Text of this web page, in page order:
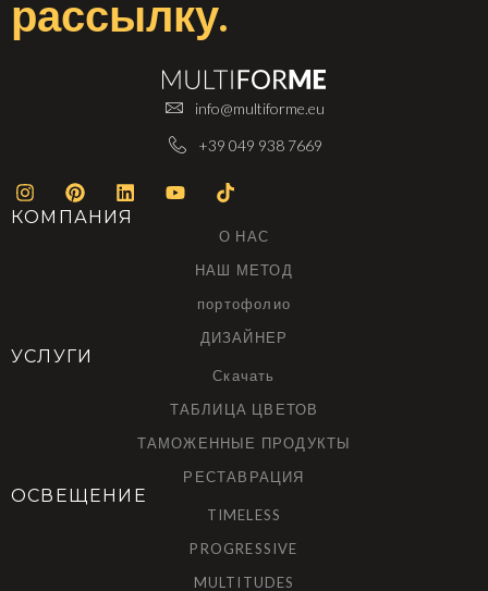
рассылку.
info@multiforme.eu
+39 049 938 7669
КОМПАНИЯ
О НАС
НАШ МЕТОД
портофолио
ДИЗАЙНЕР
УСЛУГИ
Скачать
ТАБЛИЦА ЦВЕТОВ
ТАМОЖЕННЫЕ ПРОДУКТЫ
РЕСТАВРАЦИЯ
ОСВЕЩЕНИЕ
TIMELESS
PROGRESSIVE
MULTITUDES